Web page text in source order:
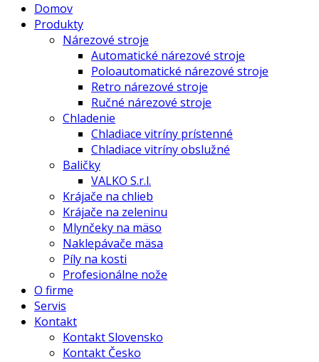
Domov
Produkty
Nárezové stroje
Automatické nárezové stroje
Poloautomatické nárezové stroje
Retro nárezové stroje
Ručné nárezové stroje
Chladenie
Chladiace vitríny prístenné
Chladiace vitríny obslužné
Baličky
VALKO S.r.l.
Krájače na chlieb
Krájače na zeleninu
Mlynčeky na mäso
Naklepávače mäsa
Píly na kosti
Profesionálne nože
O firme
Servis
Kontakt
Kontakt Slovensko
Kontakt Česko